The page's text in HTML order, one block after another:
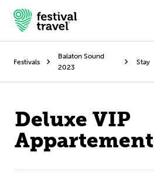
Festivals
Travel
Experience
Contact
Festivals
Balaton Sound
2023
Stay
Deluxe VIP
Appartement